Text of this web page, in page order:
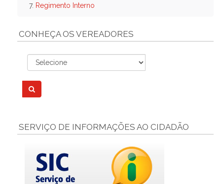
7. Regimento Interno
CONHEÇA OS VEREADORES
SERVIÇO DE INFORMAÇÕES AO CIDADÃO